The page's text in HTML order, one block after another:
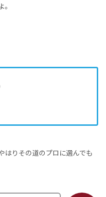
はりその道のプロに選んでも